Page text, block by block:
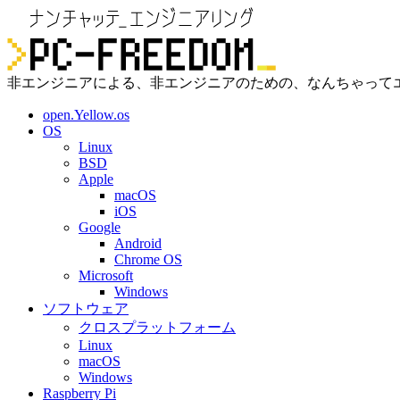
非エンジニアによる、非エンジニアのための、なんちゃって
open.Yellow.os
OS
Linux
BSD
Apple
macOS
iOS
Google
Android
Chrome OS
Microsoft
Windows
ソフトウェア
クロスプラットフォーム
Linux
macOS
Windows
Raspberry Pi